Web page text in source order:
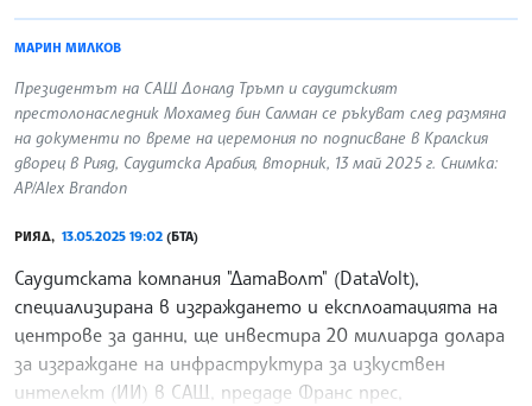
МАРИН МИЛКОВ
Президентът на САЩ Доналд Тръмп и саудитският
престолонаследник Мохамед бин Салман се ръкуват след размяна
на документи по време на церемония по подписване в Кралския
дворец в Рияд, Саудитска Арабия, вторник, 13 май 2025 г. Снимка:
AP/Alex Brandon
РИЯД, 13.05.2025 19:02 (БТА)
Саудитската компания "ДатаВолт" (DataVolt),
специализирана в изграждането и експлоатацията на
центрове за данни, ще инвестира 20 милиарда долара
за изграждане на инфраструктура за изкуствен
интелект (ИИ) в САЩ, предаде Франс прес,